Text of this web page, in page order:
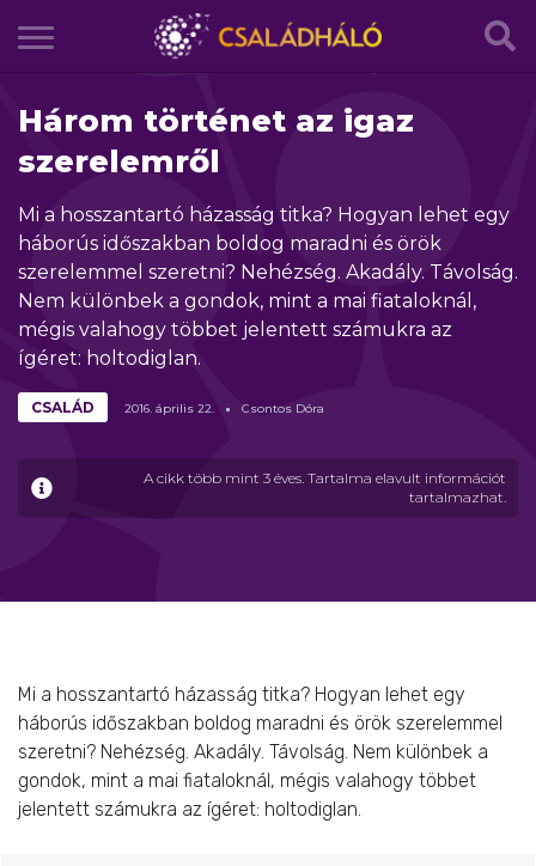
Három történet az igaz
szerelemről
Mi a hosszantartó házasság titka? Hogyan lehet egy
háborús időszakban boldog maradni és örök
szerelemmel szeretni? Nehézség. Akadály. Távolság.
Nem különbek a gondok, mint a mai fiataloknál,
mégis valahogy többet jelentett számukra az
ígéret: holtodiglan.
A cikk több mint 3 éves. Tartalma elavult információt
tartalmazhat.
CSALÁD 2016. április 22. Csontos Dóra
Mi a hosszantartó házasság titka? Hogyan lehet egy
háborús időszakban boldog maradni és örök szerelemmel
szeretni? Nehézség. Akadály. Távolság. Nem különbek a
gondok, mint a mai fiataloknál, mégis valahogy többet
jelentett számukra az ígéret: holtodiglan.